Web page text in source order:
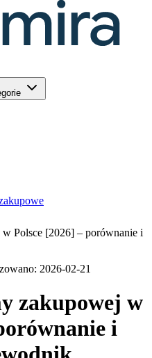
Polsce [2026] – porównanie i
: 2026-02-21
zakupowej w
i